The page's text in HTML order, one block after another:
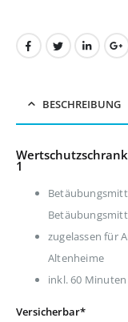
BESCHREIBUNG
1
zugelassen für
Altenheime
inkl. 60
Versicherbar*